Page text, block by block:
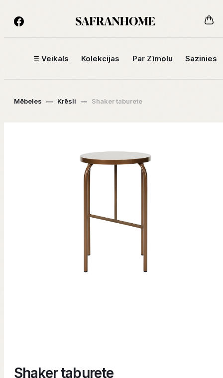
Veikals Kolekcijas Par Zīmolu Sazinies
Mēbeles — Krēsli — Shaker taburete
Shaker taburete